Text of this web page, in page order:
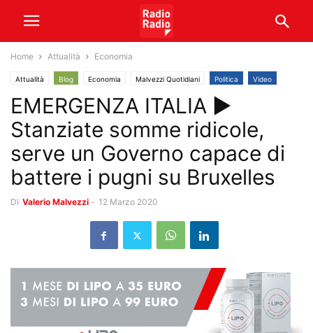
Home Attualità Economia
Attualità Blog Economia Malvezzi Quotidiani Politica Video
EMERGENZA ITALIA ►
Stanziate somme ridicole,
serve un Governo capace di
battere i pugni su Bruxelles
Di Valerio Malvezzi - 12 Marzo 2020